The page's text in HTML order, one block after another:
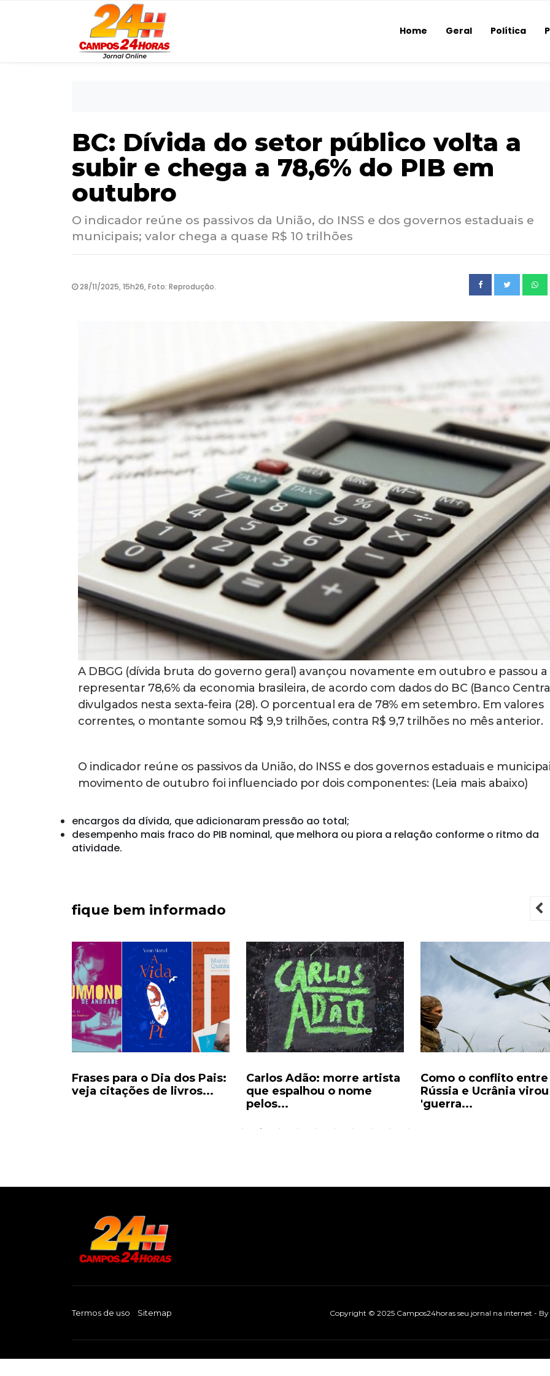
Home Geral Política
BC: Dívida do setor público volta a
subir e chega a 78,6% do PIB em
outubro
O indicador reúne os passivos da União, do INSS e dos governos estaduais e
municipais; valor chega a quase R$ 10 trilhões
28/11/2025, 15h26, Foto: Reprodução.
A DBGG (dívida bruta do governo geral) avançou novamente em outubro e passou a
representar 78,6% da economia brasileira, de acordo com dados do BC (Banco
divulgados nesta sexta-feira (28). O porcentual era de 78% em setembro. Em valores
correntes, o montante somou R$ 9,9 trilhões, contra R$ 9,7 trilhões no mês anterior.
O indicador reúne os passivos da União, do INSS e dos governos estaduais e
movimento de outubro foi influenciado por dois componentes: (Leia mais abaixo)
encargos da dívida, que adicionaram pressão ao total;
desempenho mais fraco do PIB nominal, que melhora ou piora a relação conforme o ritmo da
atividade.
fique bem informado
Frases para o Dia dos Pais:
veja citações de livros...
Carlos Adão: morre artista
que espalhou o nome
pelos...
Como o conflito entre
Rússia e Ucrânia virou
'guerra...
Termos de uso Sitemap Copyright © 2025 Campos24horas seu jornal na internet - By